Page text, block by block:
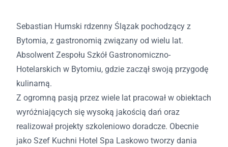
Sebastian Humski rdzenny Ślązak pochodzący z
Bytomia, z gastronomią związany od wielu lat.
Absolwent Zespołu Szkół Gastronomiczno-
Hotelarskich w Bytomiu, gdzie zaczął swoją przygodę
kulinarną.
Z ogromną pasją przez wiele lat pracował w obiektach
wyróżniających się wysoką jakością dań oraz
realizował projekty szkoleniowo doradcze. Obecnie
jako Szef Kuchni Hotel Spa Laskowo tworzy dania